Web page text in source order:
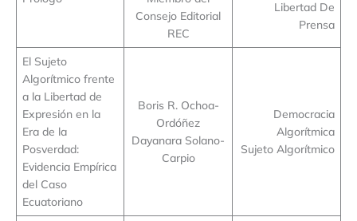
Consejo Editorial
REC
Libertad De
Prensa
El Sujeto
Algorítmico frente
a la Libertad de
Expresión en la
Era de la
Posverdad:
Evidencia Empírica
del Caso
Ecuatoriano
Boris R. Ochoa-
Ordóñez
Dayanara Solano-
Carpio
Democracia
Algorítmica
Sujeto Algorítmico